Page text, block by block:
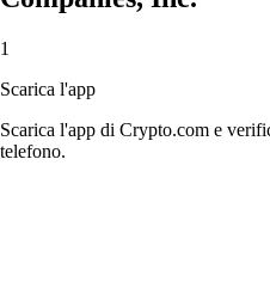
1
Scarica l'app
Scarica l'app di Crypto.com e
telefono.